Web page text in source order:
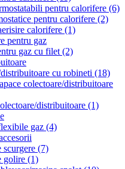
pentru calorifere (6)
pentru calorifere (2)
calorifere (1)
pentru gaz
gaz cu filet (2)
cu robineti (18)
colectoare/distribuitoare
distribuitoare (1)
gaz (4)
scurgere (7)
golire (1)